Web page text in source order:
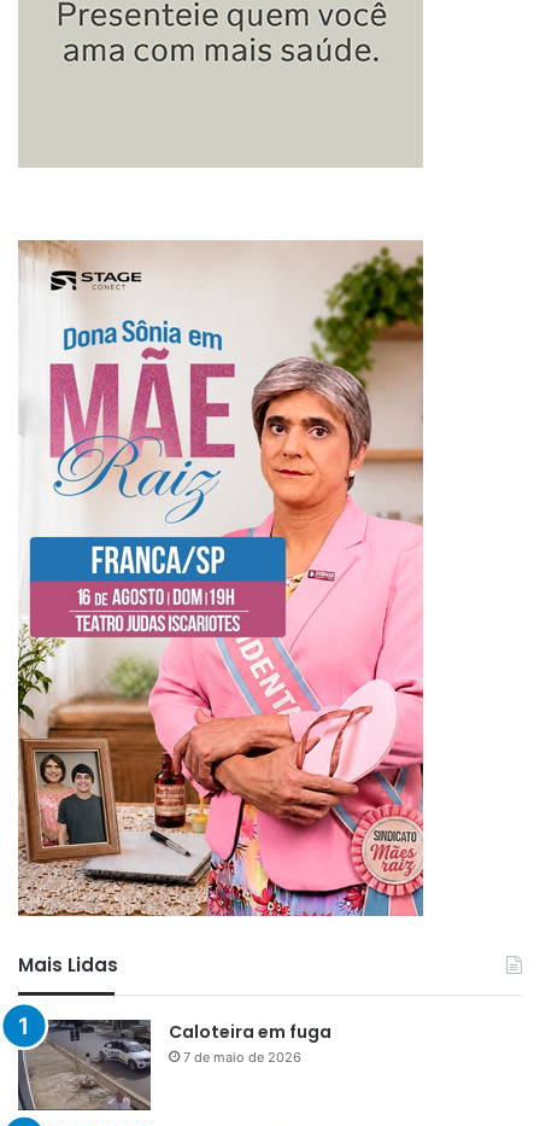
Mais Lidas
Caloteira em fuga
7 de maio de 2026